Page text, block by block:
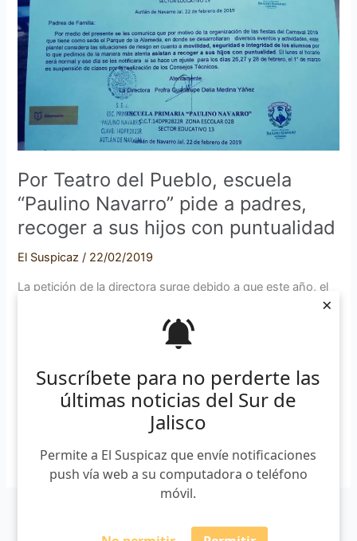
Suscríbete para no perderte las
últimas noticias del Sur de
Jalisco
Permite a El Suspicaz que envíe notificaciones
push vía web a su computadora o teléfono
móvil.
×
Por Teatro del Pueblo, escuela
“Paulino Navarro” pide a padres,
recoger a sus hijos con puntualidad
El Suspicaz/ 22/02/2019
La petición de la directora surge debido a que este año, el
parque Alameda será sede del Teatro del Pueblo y en ese
lugar se llevarán a cabo las presentaciones de los eventos
culturales y el desarrollo del Cerveza Artesanal Fest. Por:
Jalisco. 22 de febrero […]
Pueblo,
escuela
“Paulino
Navarro”
pide
recoger
a
sus
hijos
con
Leer más »